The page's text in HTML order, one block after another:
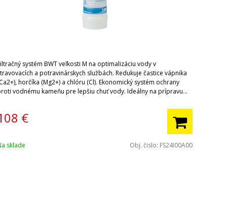
systém BWT veľkosti M na optimalizáciu vody v
a potravinárskych službách. Redukuje častice vápnika
horčíka (Mg2+) a chlóru (Cl). Ekonomický systém ochrany
vodnému kameňu pre lepšiu chuť vody. Ideálny na prípravu
€
sklade Obj. čislo: FS24I00A00